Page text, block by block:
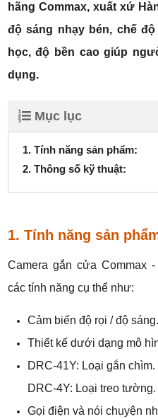
hãng Commax, xuất xứ
độ sáng nhạy bén, chế
học, độ bền cao giúp
dụng.
Mục lục
1. Tính năng sản phẩm:
2. Thông số kỹ thuật:
1. Tính năng sản
Camera gắn cửa Commax
các tính năng cụ thể như:
Cảm biến độ rọi / độ sáng.
Thiết kế dưới dạng mô
DRC-41Y: Loại gắn chìm.
DRC-4Y: Loại treo tường.
Gọi điện và nói chuyện